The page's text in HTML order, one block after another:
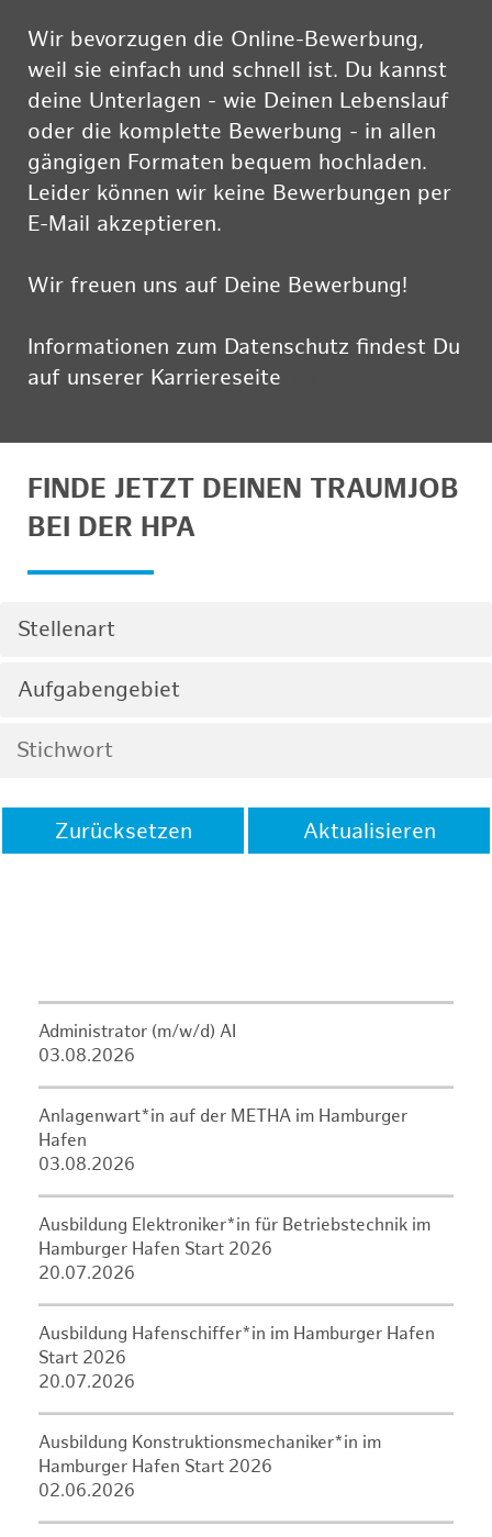
Wir bevorzugen die Online-Bewerbung,
weil sie einfach und schnell ist. Du kannst
deine Unterlagen - wie Deinen Lebenslauf
oder die komplette Bewerbung - in allen
gängigen Formaten bequem hochladen.
Leider können wir keine Bewerbungen per
E-Mail akzeptieren.
Wir freuen uns auf Deine Bewerbung!
Informationen zum Datenschutz findest Du
auf unserer Karriereseite
FINDE JETZT DEINEN TRAUMJOB
BEI DER HPA
Stellenart
Aufgabengebiet
Zurücksetzen Aktualisieren
Administrator (m/w/d) AI
03.08.2026
Anlagenwart*in auf der METHA im Hamburger
Hafen
03.08.2026
Ausbildung Elektroniker*in für Betriebstechnik im
Hamburger Hafen Start 2026
20.07.2026
Ausbildung Hafenschiffer*in im Hamburger Hafen
Start 2026
20.07.2026
Ausbildung Konstruktionsmechaniker*in im
Hamburger Hafen Start 2026
02.06.2026